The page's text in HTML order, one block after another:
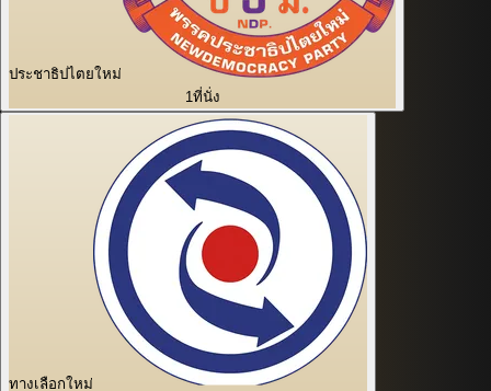
ประชาธิปไตยใหม่
1ที่นั่ง
ทางเลือกใหม่